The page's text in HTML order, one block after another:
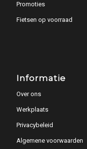
Promoties
Fietsen op voorraad
Informatie
Over ons
Werkplaats
Privacybeleid
Algemene voorwaarden